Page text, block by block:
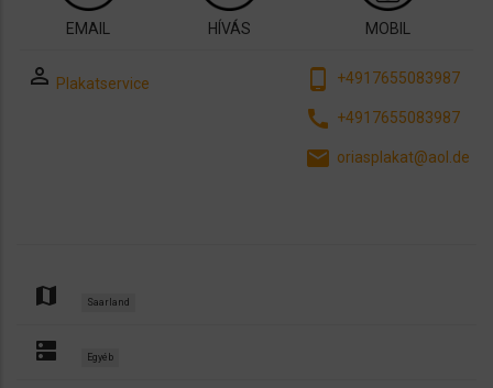
EMAIL HÍVÁS MOBIL
perm_identity Plakatservice phone_android +4917655083987
call +4917655083987
email oriasplakat@aol.de
map Saarland
dns Egyéb